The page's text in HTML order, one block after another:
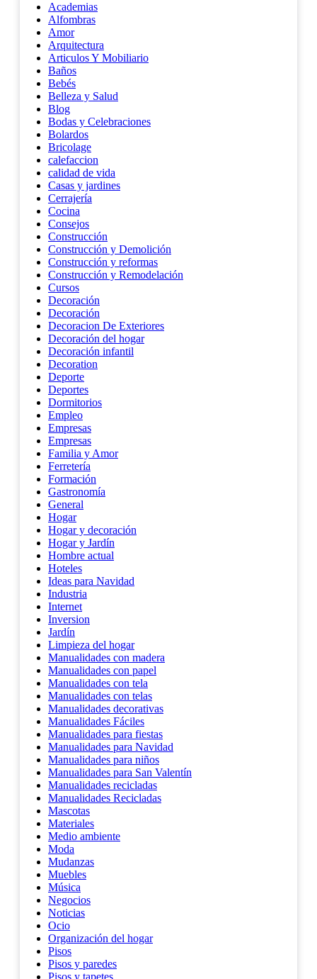
Academias
Alfombras
Amor
Arquitectura
Articulos Y Mobiliario
Baños
Bebés
Belleza y Salud
Blog
Bodas y Celebraciones
Bolardos
Bricolage
calefaccion
calidad de vida
Casas y jardines
Cerrajería
Cocina
Consejos
Construcción
Construcción y Demolición
Construcción y reformas
Construcción y Remodelación
Cursos
Decoración
Decoración
Decoracion De Exteriores
Decoración del hogar
Decoración infantil
Decoration
Deporte
Deportes
Dormitorios
Empleo
Empresas
Empresas
Familia y Amor
Ferretería
Formación
Gastronomía
General
Hogar
Hogar y decoración
Hogar y Jardín
Hombre actual
Hoteles
Ideas para Navidad
Industria
Internet
Inversion
Jardín
Limpieza del hogar
Manualidades con madera
Manualidades con papel
Manualidades con tela
Manualidades con telas
Manualidades decorativas
Manualidades Fáciles
Manualidades para fiestas
Manualidades para Navidad
Manualidades para niños
Manualidades para San Valentín
Manualidades recicladas
Manualidades Recicladas
Mascotas
Materiales
Medio ambiente
Moda
Mudanzas
Muebles
Música
Negocios
Noticias
Ocio
Organización del hogar
Pisos
Pisos y paredes